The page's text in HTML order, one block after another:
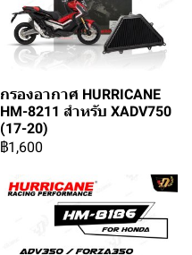
กรองอากาศ HURRICANE
HM-8211 สำหรับ XADV750
(17-20)
฿1,600